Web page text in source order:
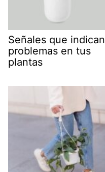
Señales que indican
problemas en tus
plantas